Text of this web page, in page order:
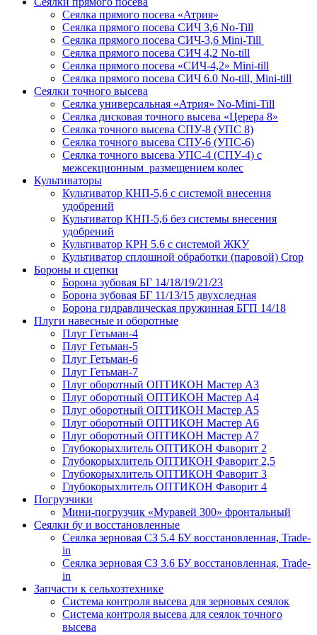
Сеялка прямого посева «Атрия»
Сеялка прямого посева СИЧ 3,6 No-Till
Сеялка прямого посева СИЧ-3,6 Mini-Till
Сеялка прямого посева СИЧ 4,2 No-till
Сеялка прямого посева «СИЧ-4,2» Mini-till
Сеялка прямого посева СИЧ 6.0 No-till, Mini-till
Сеялки точного высева
Сеялка универсальная «Атрия» No-Mini-Till
Сеялка дисковая точного высева «Церера 8»
Сеялка точного высева СПУ-8 (УПС 8)
Сеялка точного высева СПУ-6 (УПС-6)
Сеялка точного высева УПС-4 (СПУ-4) с
межсекционным размещением колес
Культиваторы
Культиватор КНП-5,6 с системой внесения
удобрений
Культиватор КНП-5,6 без системы внесения
удобрений
Культиватор КРН 5.6 с системой ЖКУ
Культиватор сплошной обработки (паровой) Crop
Бороны и сцепки
Борона зубовая БГ 14/18/19/21/23
Борона зубовая БГ 11/13/15 двухследная
Борона гидравлическая пружинная БГП 14/18
Плуги навесные и оборотные
Плуг Гетьман-4
Плуг Гетьман-5
Плуг Гетьман-6
Плуг Гетьман-7
Плуг оборотный ОПТИКОН Мастер А3
Плуг оборотный ОПТИКОН Мастер А4
Плуг оборотный ОПТИКОН Мастер А5
Плуг оборотный ОПТИКОН Мастер А6
Плуг оборотный ОПТИКОН Мастер А7
Глубокорыхлитель ОПТИКОН Фаворит 2
Глубокорыхлитель ОПТИКОН Фаворит 2,5
Глубокорыхлитель ОПТИКОН Фаворит 3
Глубокорыхлитель ОПТИКОН Фаворит 4
Погрузчики
Мини-погрузчик «Муравей 300» фронтальный
Сеялки бу и восстановленные
Сеялка зерновая СЗ 5.4 БУ восстановленная, Trade-
in
Сеялка зерновая СЗ 3.6 БУ восстановленная, Trade-
in
Запчасти к сельхозтехнике
Система контроля высева для зерновых сеялок
Система контроля высева для сеялок точного
высева